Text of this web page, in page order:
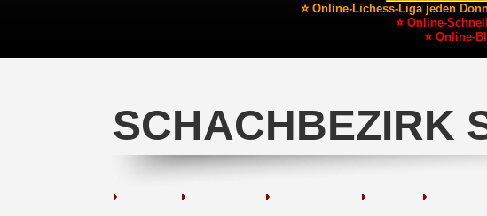
⭐ Online-Lichess-Liga jeden
⭐ Online-
⭐ Online-
SCHACHBEZIRK